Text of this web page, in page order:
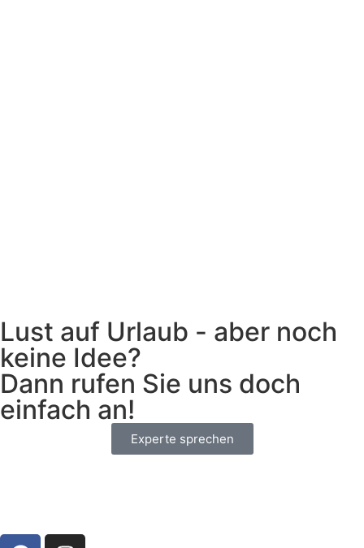
Lust auf Urlaub - aber noch
keine Idee?
Dann rufen Sie uns doch
einfach an!
Experte sprechen